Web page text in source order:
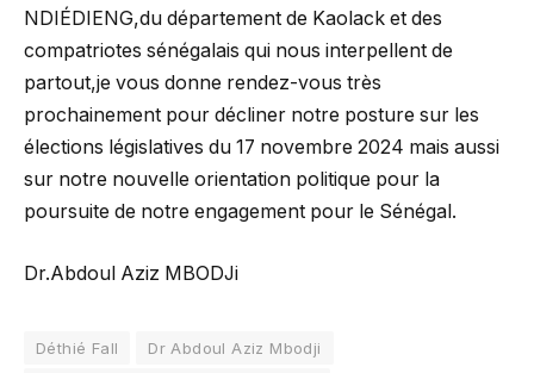
NDIÉDIENG,du département de Kaolack et des
compatriotes sénégalais qui nous interpellent de
partout,je vous donne rendez-vous très
prochainement pour décliner notre posture sur les
élections législatives du 17 novembre 2024 mais aussi
sur notre nouvelle orientation politique pour la
poursuite de notre engagement pour le Sénégal.
Dr.Abdoul Aziz MBODJi
Déthié Fall
Dr Abdoul Aziz Mbodji